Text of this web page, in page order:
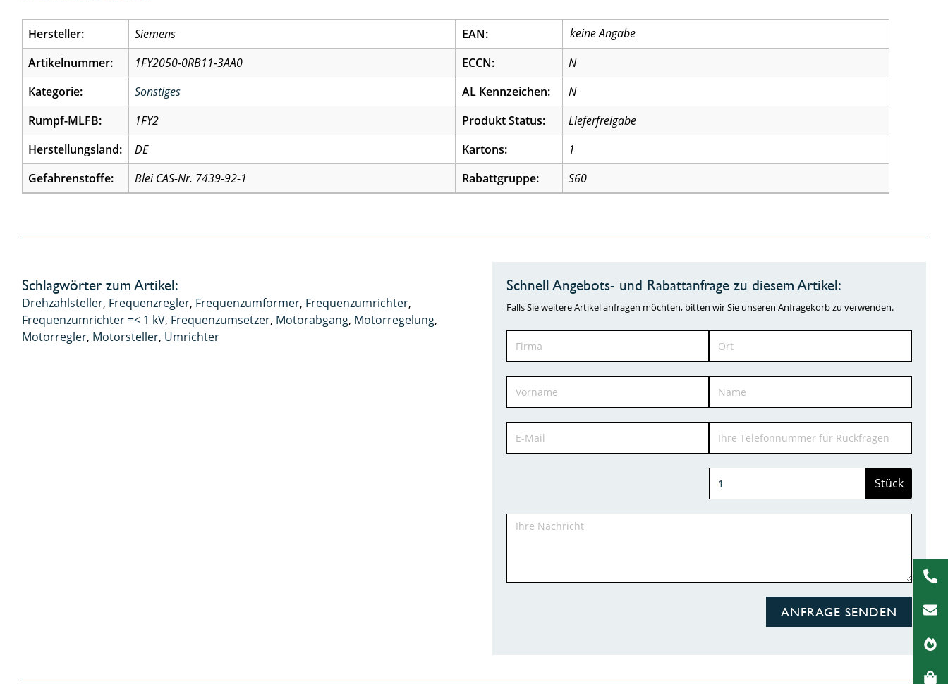
Hersteller:
Siemens
Artikelnummer:
1FY2050-0RB11-3AA0
Kategorie:
Sonstiges
Rumpf-MLFB:
1FY2
Herstellungsland:
DE
Gefahrenstoffe:
Blei CAS-Nr. 7439-92-1
EAN:
ECCN:
N
AL Kennzeichen:
N
Produkt Status:
Lieferfreigabe
Kartons:
1
Rabattgruppe:
S60
Schlagwörter zum Artikel:
Drehzahlsteller, Frequenzregler, Frequenzumformer, Frequenzumrichter,
Frequenzumrichter =< 1 kV, Frequenzumsetzer, Motorabgang, Motorregelung,
Motorregler, Motorsteller, Umrichter
Schnell Angebots- und Rabattanfrage zu diesem Artikel:
Falls Sie weitere Artikel anfragen möchten, bitten wir Sie unseren Anfragekorb zu verwenden.
Stück
ANFRAGE SENDEN